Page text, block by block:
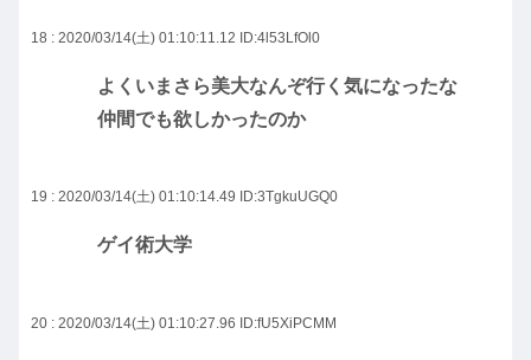
18 : 2020/03/14(土) 01:10:11.12 ID:4l53LfOl0
よくいまさら美大なんぞ行く気になったな
仲間でも欲しかったのか
19 : 2020/03/14(土) 01:10:14.49 ID:3TgkuUGQ0
ゲイ術大学
20 : 2020/03/14(土) 01:10:27.96 ID:fU5XiPCMM